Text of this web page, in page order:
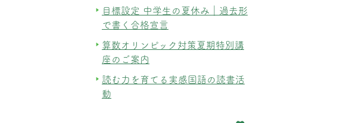
目標設定 中学生の夏休み｜過去形
で書く合格宣言
算数オリンピック対策夏期特別講
座のご案内
読む力を育てる実感国語の読書活
動